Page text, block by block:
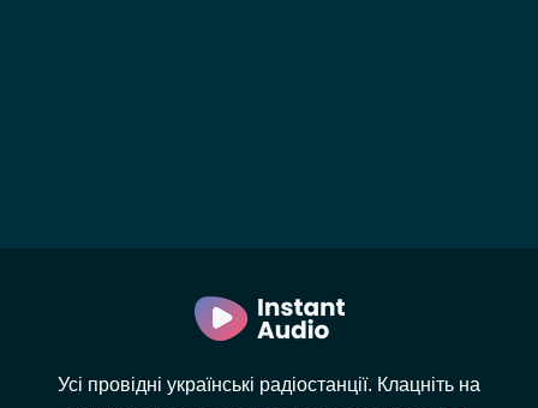
Усі провідні українські радіостанції. Клацніть на